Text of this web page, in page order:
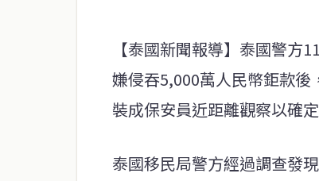
【泰國新聞報導】泰國警方
嫌侵吞5,000萬人民幣鉅款
裝成保安員近距離觀察以確
泰國移民局警方經過調查發